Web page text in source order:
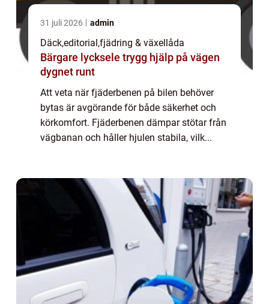
31 juli 2026 admin
Däck,editorial,fjädring & växellåda
Bärgare lycksele trygg hjälp på vägen
dygnet runt
Att veta när fjäderbenen på bilen behöver
bytas är avgörande för både säkerhet och
körkomfort. Fjäderbenen dämpar stötar från
vägbanan och håller hjulen stabila, vilk...